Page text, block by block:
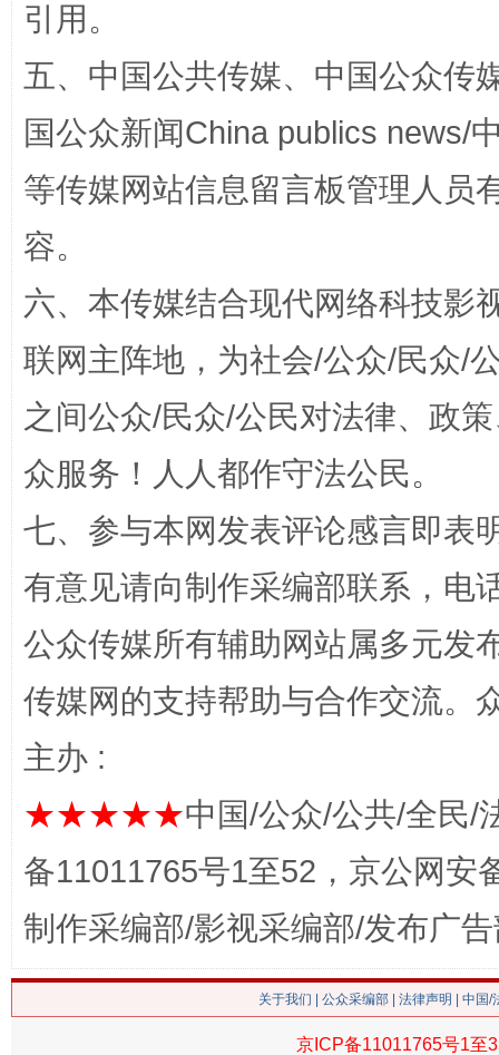
引用。
五、中国公共传媒、中国公众传
国公众新闻China publics news/
等传媒网站信息留言板管理人员
容。
六、本传媒结合现代网络科技影
联网主阵地，为社会/公众/民众/
之间公众/民众/公民对法律、政
众服务！人人都作守法公民。
七、参与本网发表评论感言即表
有意见请向制作采编部联系，电
公众传媒所有辅助网站属多元发
传媒网的支持帮助与合作交流。
主办 :
★★★★★中国/公众/公共/全民/
备11011765号1至52，京公网安
制作采编部/影视采编部/发布广
关于我们 公众采编部 法律声明 | 中国
京ICP备11011765号1至